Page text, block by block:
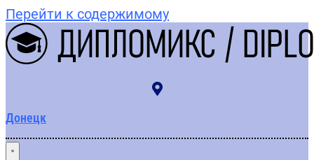
Перейти к содержимому
Донецк